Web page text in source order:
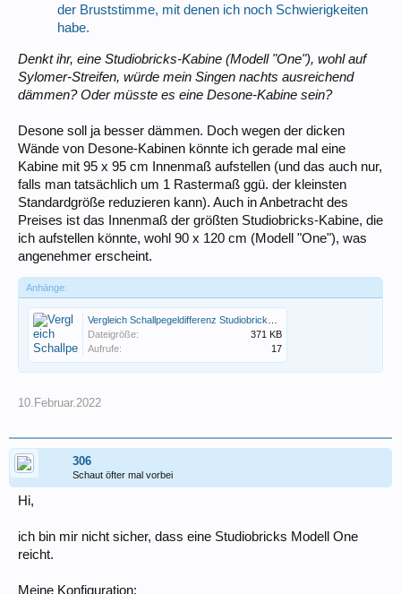
der Bruststimme, mit denen ich noch Schwierigkeiten
habe.
Denkt ihr, eine Studiobricks-Kabine (Modell "One"), wohl auf
Sylomer-Streifen, würde mein Singen nachts ausreichend
dämmen? Oder müsste es eine Desone-Kabine sein?
Desone soll ja besser dämmen. Doch wegen der dicken
Wände von Desone-Kabinen könnte ich gerade mal eine
Kabine mit 95 x 95 cm Innenmaß aufstellen (und das auch nur,
falls man tatsächlich um 1 Rastermaß ggü. der kleinsten
Standardgröße reduzieren kann). Auch in Anbetracht des
Preises ist das Innenmaß der größten Studiobricks-Kabine, die
ich aufstellen könnte, wohl 90 x 120 cm (Modell "One"), was
angenehmer erscheint.
Anhänge:
Dateigröße:
371 KB
Aufrufe:
17
10.Februar.2022
306
Schaut öfter mal vorbei
Hi,
ich bin mir nicht sicher, dass eine Studiobricks Modell One
reicht.
Meine Konfiguration: